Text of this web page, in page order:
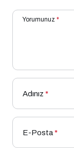
Yorumunuz *
Adınız *
E-Posta*